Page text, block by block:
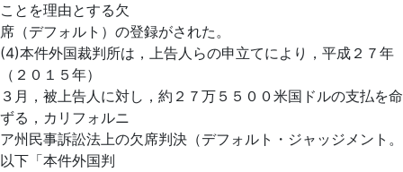
ことを理由とする欠
席（デフォルト）の登録がされた。
(4)本件外国裁判所は，上告人らの申立てにより，平成２７年
（２０１５年）
３月，被上告人に対し，約２７万５５００米国ドルの支払を命
ずる，カリフォルニ
ア州民事訴訟法上の欠席判決（デフォルト・ジャッジメント。
以下「本件外国判